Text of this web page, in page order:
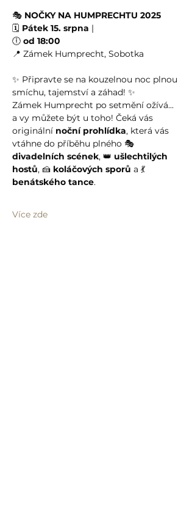
🎭 NOČKY NA HUMPRECHTU 2025
🗓 Pátek 15. srpna |
🕕 od 18:00
📍 Zámek Humprecht, Sobotka
✨ Připravte se na kouzelnou noc plnou
smíchu, tajemství a záhad! ✨
Zámek Humprecht po setmění ožívá...
a vy můžete být u toho! Čeká vás
originální noční prohlídka, která vás
vtáhne do příběhu plného 🎭
divadelních scének, 👑 ušlechtilých
hostů, 🍰 koláčových sporů a 💃
benátského tance.
Více zde